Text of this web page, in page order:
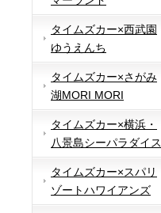
タイムズカー×西武園
ゆうえんち
タイムズカー×さがみ
湖MORI MORI
タイムズカー×横浜・
八景島シーパラダイス
タイムズカー×スパリ
ゾートハワイアンズ